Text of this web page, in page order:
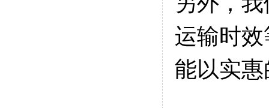
运输时
能以实